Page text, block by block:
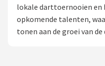
Dartshop
lokale darttoernooien en
opkomende talenten,
tonen aan de groei van